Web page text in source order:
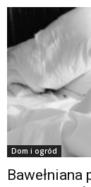
Dom i ogród